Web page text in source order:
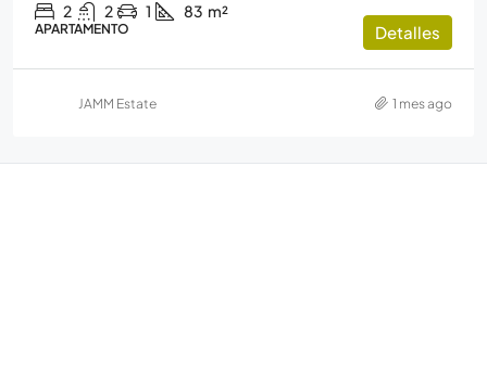
2 2 1 83 m²
APARTAMENTO Detalles
JAMM Estate 1 mes ago